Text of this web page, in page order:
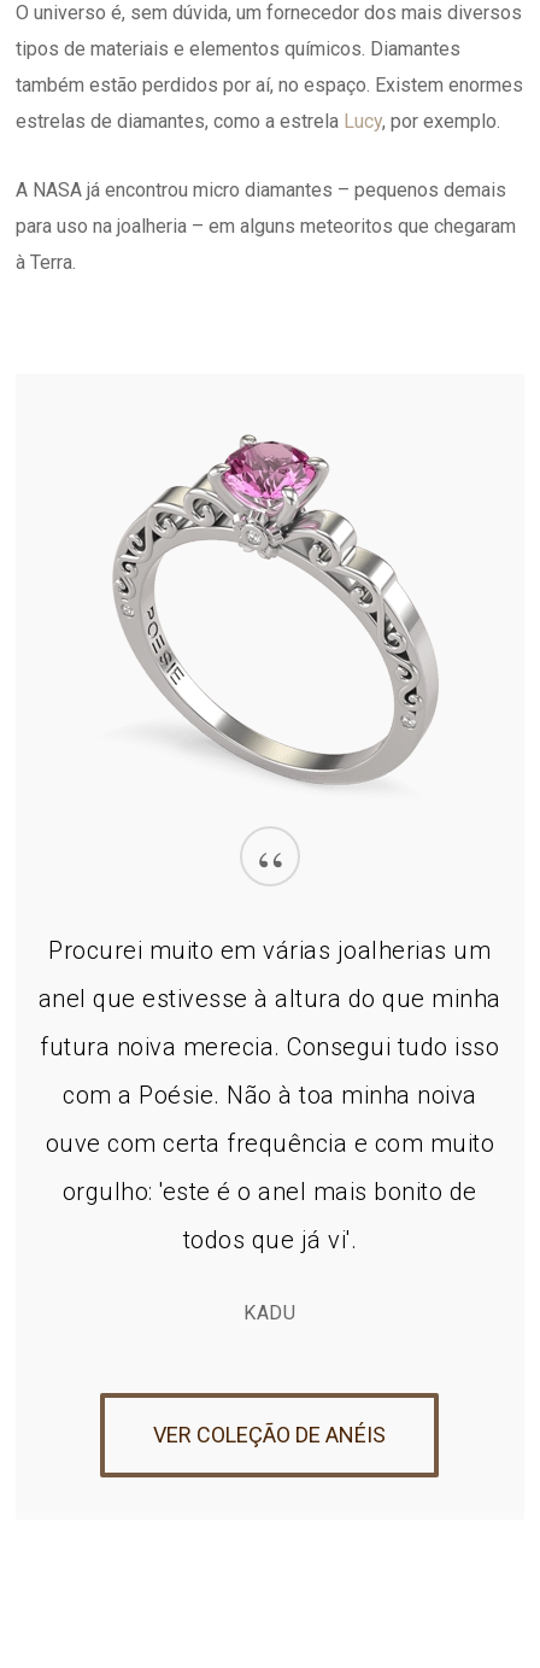
O universo é, sem dúvida, um fornecedor dos mais diversos
tipos de materiais e elementos químicos. Diamantes
também estão perdidos por aí, no espaço. Existem enormes
estrelas de diamantes, como a estrela Lucy, por exemplo.
A NASA já encontrou micro diamantes – pequenos demais
para uso na joalheria – em alguns meteoritos que chegaram
à Terra.
“
Procurei muito em várias joalherias um
anel que estivesse à altura do que minha
futura noiva merecia. Consegui tudo isso
com a Poésie. Não à toa minha noiva
ouve com certa frequência e com muito
orgulho: 'este é o anel mais bonito de
todos que já vi'.
KADU
VER COLEÇÃO DE ANÉIS